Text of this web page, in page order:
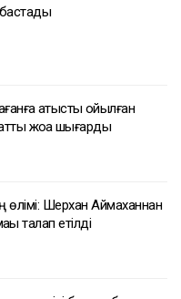
қатысты қойылған
жоққа шығарды
өлімі: Шерхан Аймаханнан
талап етілді